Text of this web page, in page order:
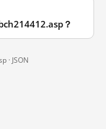
？
· JSON